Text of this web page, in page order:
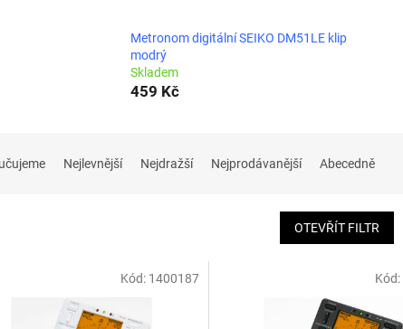
Metronom digitální SEIKO DM51LE klip
modrý
Skladem
459 Kč
Nejlevnější Nejdražší Nejprodávanější Abecedně
OTEVŘÍT FILTR
Kód: 1400187 Kód: